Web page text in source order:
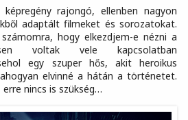
rajongó, ellenben nagyon
adaptált filmeket és sorozatokat.
hogy elkezdjem-e nézni a
voltak vele kapcsolatban
egy szuper hős, akit heroikus
elvinné a hátán a történetet.
nincs is szükség…